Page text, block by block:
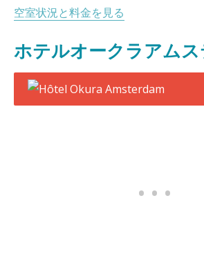
空室状況と料金を見る
ホテルオークラアム